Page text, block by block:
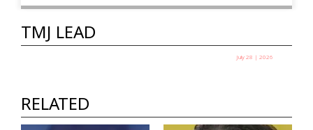
TMJ LEAD
July 28 | 2026
RELATED